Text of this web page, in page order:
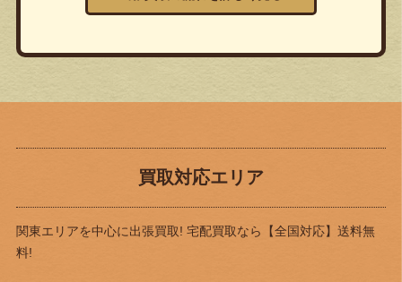
買取対応エリア
関東エリアを中心に出張買取! 宅配買取なら
【全国対応】送料無
料!